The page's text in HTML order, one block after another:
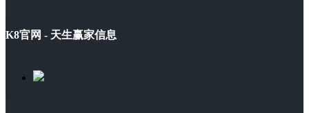
K8官网 - 天生赢家信息